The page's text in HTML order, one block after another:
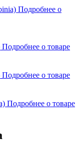
Подробнее о
Подробнее о товаре
Подробнее о товаре
Подробнее о товаре